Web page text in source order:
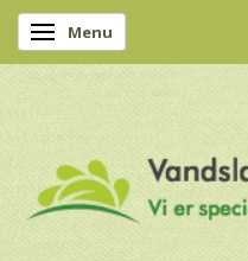
Skifte navigation
Menu